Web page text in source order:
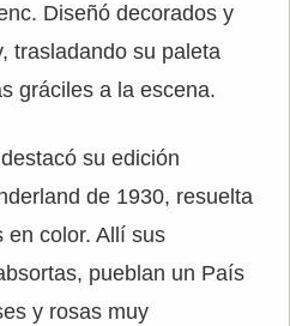
Diseñó decorados y
trasladando su paleta
gráciles a la escena.
su edición
de 1930, resuelta
en color. Allí sus
pueblan un País
y rosas muy